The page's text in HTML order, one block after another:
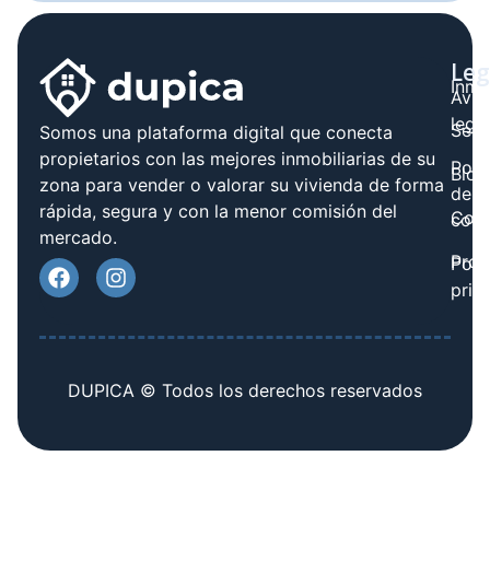
Somos una plataforma digital que conecta
propietarios con las mejores inmobiliarias de su
zona para vender o valorar su vivienda de forma
rápida, segura y con la menor comisión del
mercado.
Blog
legal
de
DUPICA © Todos los derechos reservados